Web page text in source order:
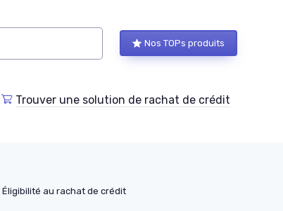
Nos TOPs produits
Trouver une solution de rachat de crédit
Éligibilité au rachat de crédit